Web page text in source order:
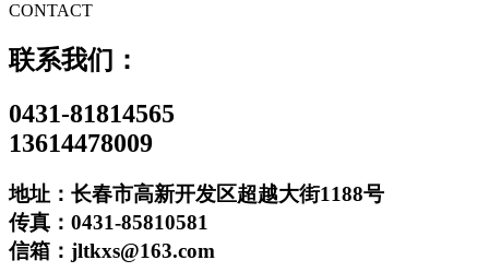
CONTACT
联系我们：
0431-81814565
13614478009
地址：长春市高新开发区超越大街1188号
传真：0431-85810581
信箱：jltkxs@163.com